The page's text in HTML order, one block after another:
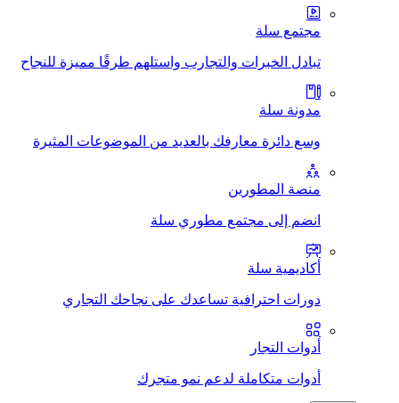
مجتمع سلة
تبادل الخبرات والتجارب واستلهم طرقًا مميزة للنجاح
مدونة سلة
وسع دائرة معارفك بالعديد من الموضوعات المثيرة
منصة المطورين
انضم إلى مجتمع مطوري سلة
أكاديمية سلة
دورات احترافية تساعدك على نجاحك التجاري
أدوات التجار
أدوات متكاملة لدعم نمو متجرك